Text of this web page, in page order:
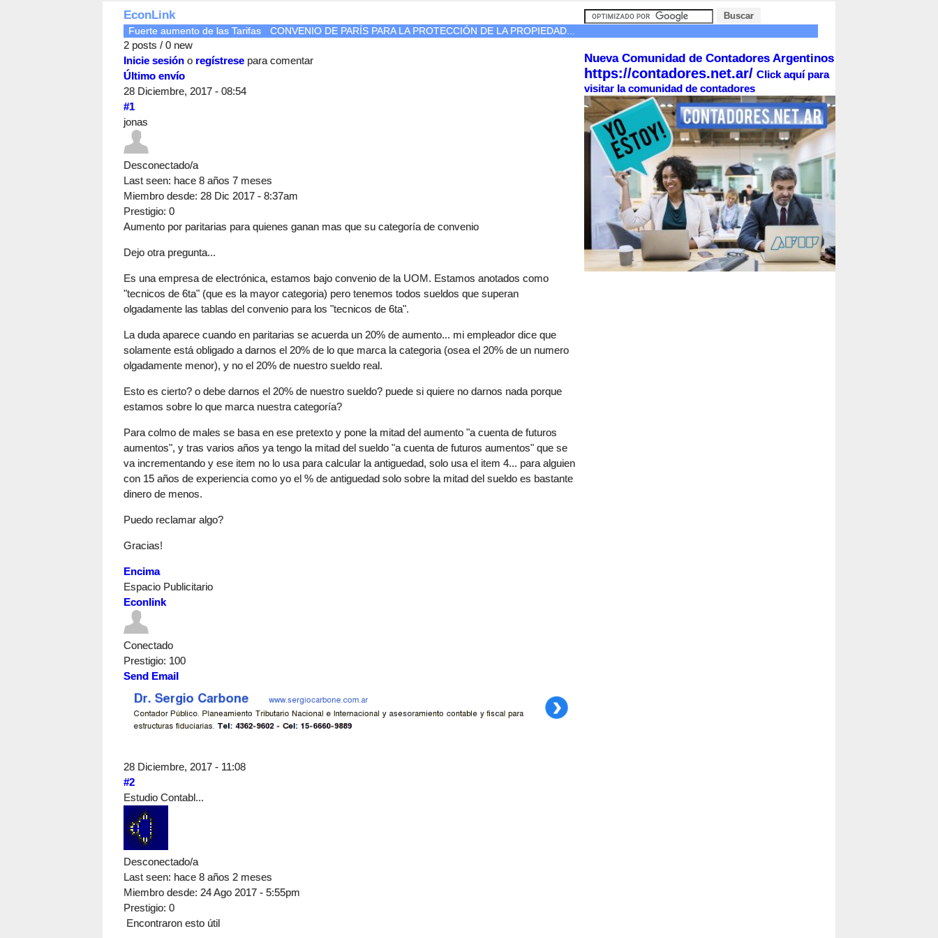
EconLink
Fuerte aumento de las Tarifas CONVENIO DE PARÍS PARA LA PROTECCIÓN DE LA PROPIEDAD...
2 posts / 0 new
Inicie sesión o regístrese para comentar
Último envío
28 Diciembre, 2017 - 08:54
#1
jonas
Desconectado/a
Last seen: hace 8 años 7 meses
Miembro desde: 28 Dic 2017 - 8:37am
Prestigio: 0
Aumento por paritarias para quienes ganan mas que su categoría de convenio
Dejo otra pregunta...
Es una empresa de electrónica, estamos bajo convenio de la UOM. Estamos anotados como
"tecnicos de 6ta" (que es la mayor categoria) pero tenemos todos sueldos que superan
olgadamente las tablas del convenio para los "tecnicos de 6ta".
La duda aparece cuando en paritarias se acuerda un 20% de aumento... mi empleador dice que
solamente está obligado a darnos el 20% de lo que marca la categoria (osea el 20% de un numero
olgadamente menor), y no el 20% de nuestro sueldo real.
Esto es cierto? o debe darnos el 20% de nuestro sueldo? puede si quiere no darnos nada porque
estamos sobre lo que marca nuestra categoría?
Para colmo de males se basa en ese pretexto y pone la mitad del aumento "a cuenta de futuros
aumentos", y tras varios años ya tengo la mitad del sueldo "a cuenta de futuros aumentos" que se
va incrementando y ese item no lo usa para calcular la antiguedad, solo usa el item 4... para alguien
con 15 años de experiencia como yo el % de antiguedad solo sobre la mitad del sueldo es bastante
dinero de menos.
Puedo reclamar algo?
Gracias!
Encima
Espacio Publicitario
Econlink
Conectado
Prestigio: 100
Send Email
28 Diciembre, 2017 - 11:08
#2
Estudio Contabl...
Desconectado/a
Last seen: hace 8 años 2 meses
Miembro desde: 24 Ago 2017 - 5:55pm
Prestigio: 0
Encontraron esto útil
Nueva Comunidad de Contadores Argentinos
https://contadores.net.ar/ Click aquí para
visitar la comunidad de contadores